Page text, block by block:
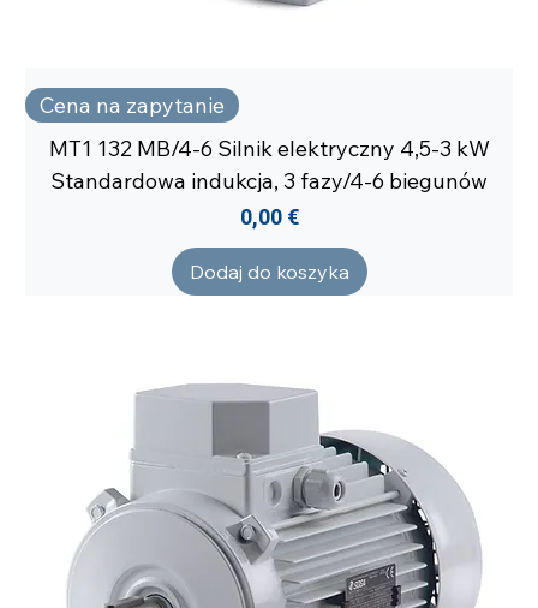
Cena na zapytanie
MT1 132 MB/4-6 Silnik elektryczny 4,5-3 kW
Standardowa indukcja, 3 fazy/4-6 biegunów
Cena
0,00 €
Dodaj do koszyka